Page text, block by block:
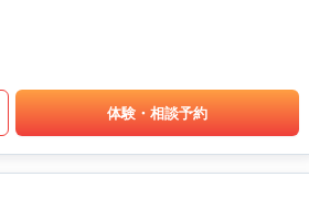
体験・相談予約